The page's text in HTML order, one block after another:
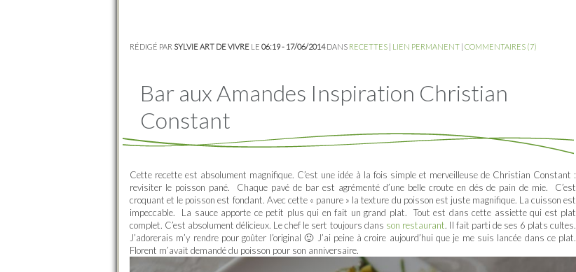
RÉDIGÉ PAR SYLVIE ART DE VIVRE LE 06:19 - 17/06/2014DANS RECETTES | LIEN PERMANENT | COMMENTAIRES (7)
Bar aux Amandes Inspiration Christian
Constant
Cette recette est absolument magnifique. C’est une idée à la fois simple et merveilleuse de Christian Constant :
revisiter le poisson pané. Chaque pavé de bar est agrémenté d’une belle croute en dés de pain de mie. C’est
croquant et le poisson est fondant. Avec cette « panure » la texture du poisson est juste magnifique. La cuisson est
impeccable. La sauce apporte ce petit plus qui en fait un grand plat. Tout est dans cette assiette qui est plat
complet. C’est absolument délicieux. Le chef le sert toujours dans son restaurant. Il fait parti de ses 6 plats cultes.
J’adorerais m’y rendre pour goûter l’original 🙂 J’ai peine à croire aujourd’hui que je me suis lancée dans ce plat.
Florent m’avait demandé du poisson pour son anniversaire.